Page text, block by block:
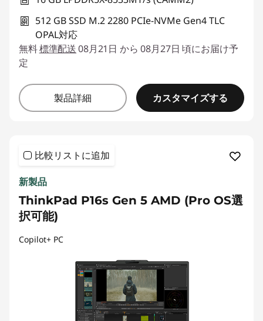
512 GB SSD M.2 2280 PCIe-NVMe Gen4 TLC
OPAL対応
無料標準配送08月21日 から 08月27日 頃にお届け予
定
製品詳細 カスタマイズする
比較リストに追加
新製品
ThinkPad P16s Gen 5 AMD (Pro OS選
択可能)
Copilot+ PC